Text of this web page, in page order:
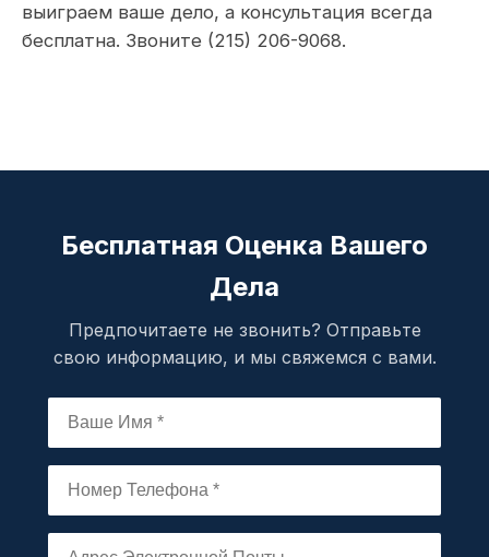
выиграем ваше дело, а консультация всегда
бесплатна. Звоните (215) 206-9068.
Бесплатная Оценка Вашего
Дела
Предпочитаете не звонить? Отправьте
свою информацию, и мы свяжемся с вами.